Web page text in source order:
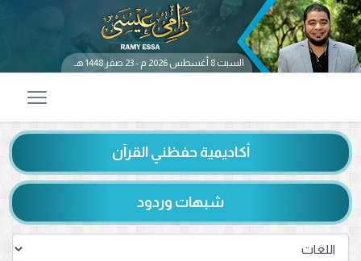
السبت 8 أغسطس 2026 م - 23 صفر 1448 هـ
أكاديمية حفظني القرآن
شبهات وردود